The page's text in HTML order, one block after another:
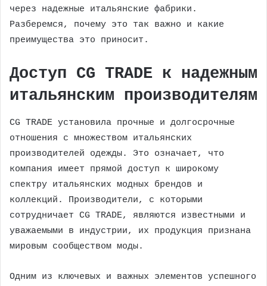
через надежные итальянские фабрики.
Разберемся, почему это так важно и какие
преимущества это приносит.
Доступ CG TRADE к надежным
итальянским производителям
CG TRADE установила прочные и долгосрочные
отношения с множеством итальянских
производителей одежды. Это означает, что
компания имеет прямой доступ к широкому
спектру итальянских модных брендов и
коллекций. Производители, с которыми
сотрудничает CG TRADE, являются известными и
уважаемыми в индустрии, их продукция признана
мировым сообществом моды.
Одним из ключевых и важных элементов успешного